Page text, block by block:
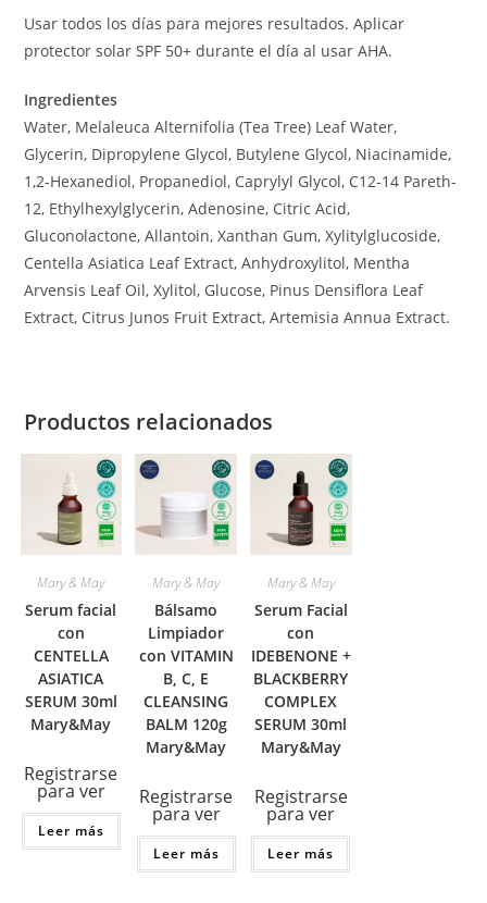
Usar todos los días para mejores resultados. Aplicar
protector solar SPF 50+ durante el día al usar AHA.
Ingredientes
Water, Melaleuca Alternifolia (Tea Tree) Leaf Water,
Glycerin, Dipropylene Glycol, Butylene Glycol, Niacinamide,
1,2-Hexanediol, Propanediol, Caprylyl Glycol, C12-14 Pareth-
12, Ethylhexylglycerin, Adenosine, Citric Acid,
Gluconolactone, Allantoin, Xanthan Gum, Xylitylglucoside,
Centella Asiatica Leaf Extract, Anhydroxylitol, Mentha
Arvensis Leaf Oil, Xylitol, Glucose, Pinus Densiflora Leaf
Extract, Citrus Junos Fruit Extract, Artemisia Annua Extract.
Productos relacionados
Mary & May
Serum facial
con
CENTELLA
ASIATICA
SERUM 30ml
Mary&May
Registrarse
para ver
Leer más
Mary & May
Bálsamo
Limpiador
con VITAMIN
B, C, E
CLEANSING
BALM 120g
Mary&May
Registrarse
para ver
Leer más
Mary & May
Serum Facial
con
IDEBENONE +
BLACKBERRY
COMPLEX
SERUM 30ml
Mary&May
Registrarse
para ver
Leer más